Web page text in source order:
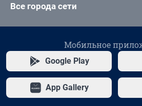
Все города сети
Мобильное
Google Play
App Gallery